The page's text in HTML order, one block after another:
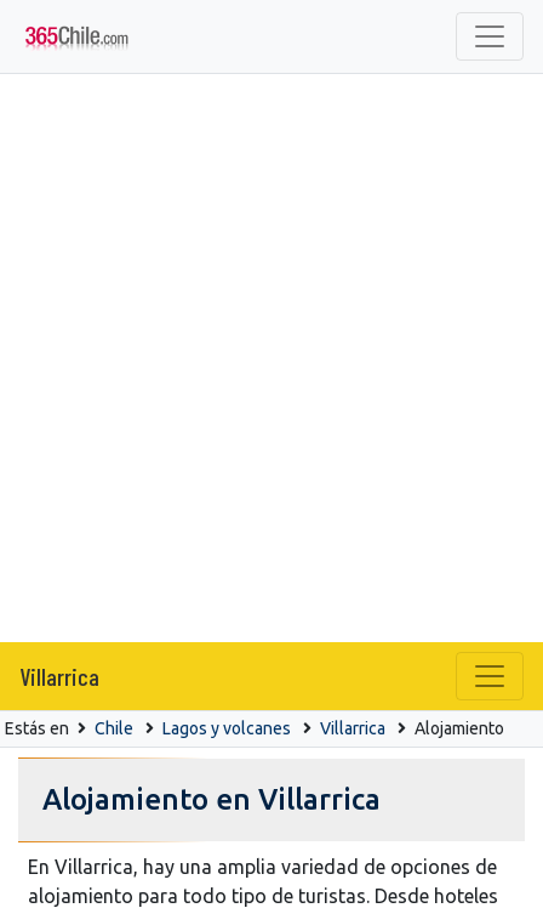
Villarrica
Estás en Chile Lagos y volcanes Villarrica Alojamiento
Alojamiento en Villarrica
En Villarrica, hay una amplia variedad de opciones de
alojamiento para todo tipo de turistas. Desde hoteles